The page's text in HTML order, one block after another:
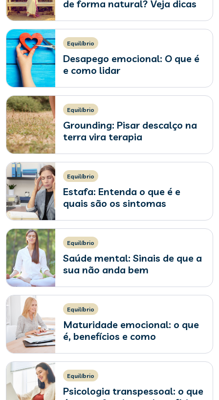
de forma natural? Veja dicas
Equilíbrio
Desapego emocional: O que é
e como lidar
Equilíbrio
Grounding: Pisar descalço na
terra vira terapia
Equilíbrio
Estafa: Entenda o que é e
quais são os sintomas
Equilíbrio
Saúde mental: Sinais de que a
sua não anda bem
Equilíbrio
Maturidade emocional: o que
é, benefícios e como
Equilíbrio
Psicologia transpessoal: o que